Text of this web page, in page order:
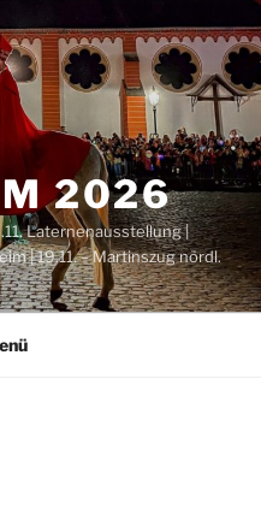
2026
Laternenausstellung |
| 19.11. – Martinszug nördl.